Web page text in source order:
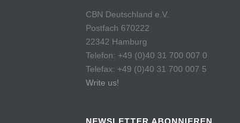
CBN Deutschland e.V.
Postfach 670222
22342 Hamburg
Telefon: +49 (0)40 31 700 007 0
Telefax: +49 (0)40 31 700 007 5
Write us!
NEWSLETTER ABONNIEREN